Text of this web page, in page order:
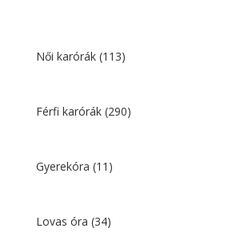
800 Ft.
Női karórák (113)
Férfi karórák (290)
Gyerekóra (11)
Lovas óra (34)